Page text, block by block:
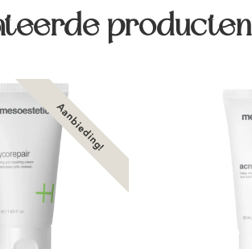
producten
Aanbieding!